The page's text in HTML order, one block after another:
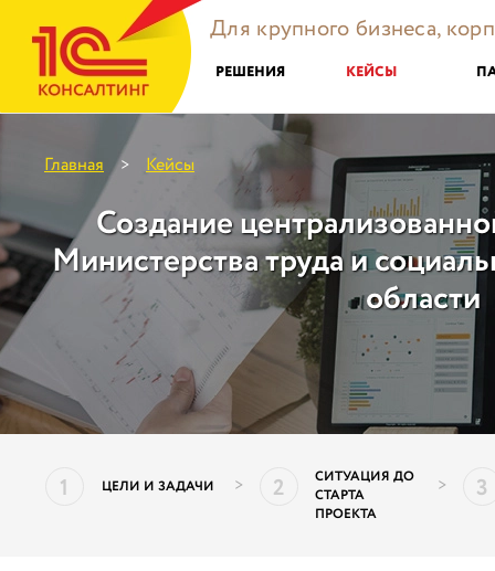
Для крупного бизнеса,
РЕШЕНИЯ КЕЙСЫ
Главная > Кейсы
Создание
Министерства труда и
области
1 ЦЕЛИ И ЗАДАЧИ > 2
СИТУАЦИЯ ДО
СТАРТА
ПРОЕКТА
> 3